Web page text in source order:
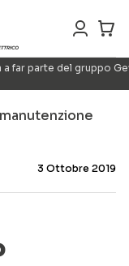
a far parte del gruppo
3 Ottobre 2019